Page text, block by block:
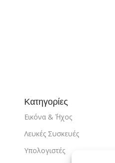
Κατηγορίες
Εικόνα & ΄Ήχος
Λευκές Συσκευές
Υπολογιστές